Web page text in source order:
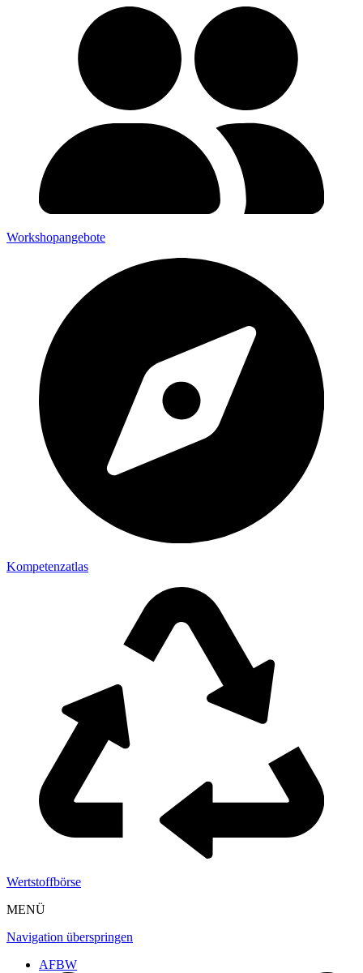
Workshopangebote
Kompetenzatlas
Wertstoffbörse
MENÜ
Navigation überspringen
AFBW